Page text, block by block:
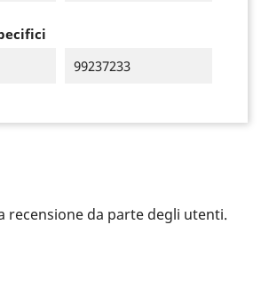
99237233
recensione da parte degli utenti.
in to save products in your